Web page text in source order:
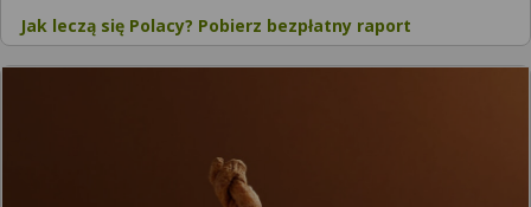
Jak leczą się Polacy? Pobierz bezpłatny raport